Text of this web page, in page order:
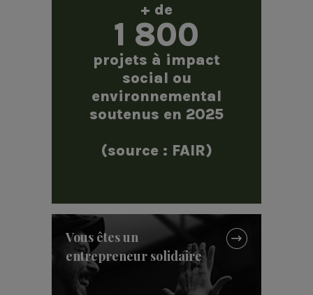
+ de
1 800
projets à impact
social ou
environnemental
soutenus en 2025
(source : FAIR)
Vous êtes un
entrepreneur solidaire